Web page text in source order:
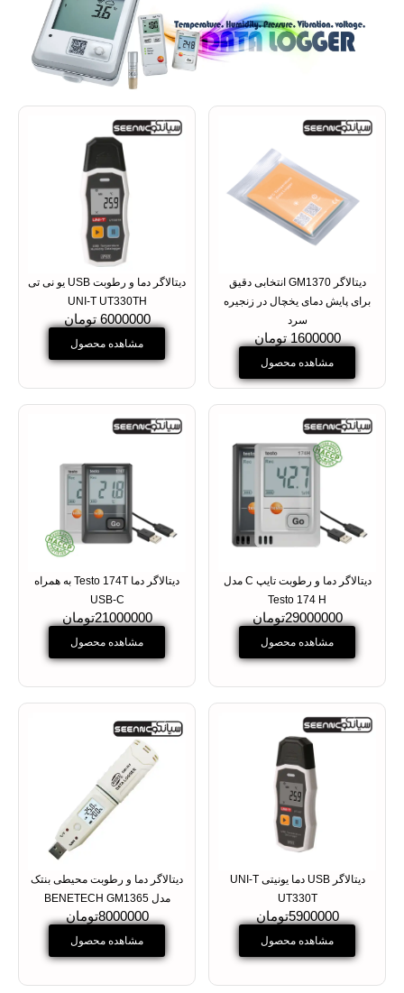
دیتالاگر GM1370 انتخابی دقیق
برای پایش دمای یخچال در زنجیره
سرد
1600000 تومان
مشاهده محصول
دیتالاگر دما و رطوبت USB یو نی تی
UNI-T UT330TH
6000000 تومان
مشاهده محصول
دیتالاگر دما و رطوبت تایپ C مدل
Testo 174 H
29000000تومان
مشاهده محصول
دیتالاگر دما Testo 174T به همراه
USB-C
21000000تومان
مشاهده محصول
دیتالاگر USB دما یونیتی UNI-T
UT330T
5900000تومان
مشاهده محصول
دیتالاگر دما و رطوبت محیطی بنتک
مدل BENETECH GM1365
8000000تومان
مشاهده محصول